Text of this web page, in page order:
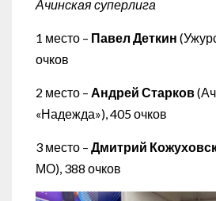
Ачинская суперлига
1 место – Павел Деткин
очков
2 место – Андрей Старков
«Надежда»), 405 очков
3 место – Дмитрий
МО), 388 очков